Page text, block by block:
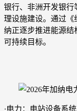
银行、非洲开发银行
理设施建设。通过《
纳正逐步推进能源结
可持续目标。
·电力：电站设备系